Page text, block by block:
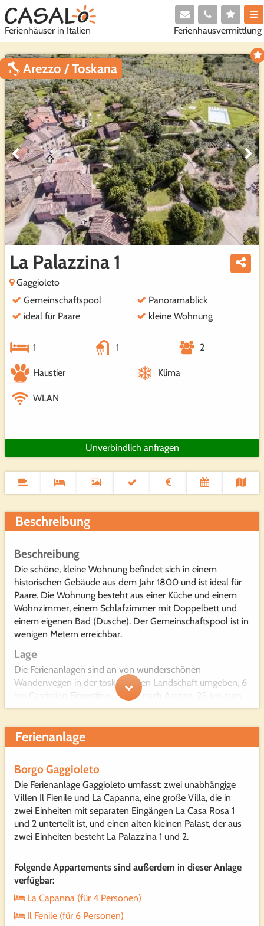
Ferienhausvermittlung
Ferienhäuser in Italien
Arezzo / Toskana
La Palazzina 1
Gaggioleto
Gemeinschaftspool
Panoramablick
ideal für Paare
kleine Wohnung
1 1 2
Haustier Klima
WLAN
Unverbindlich anfragen
Beschreibung
Beschreibung
Die schöne, kleine Wohnung befindet sich in einem
historischen Gebäude aus dem Jahr 1800 und ist ideal für
Paare. Die Wohnung besteht aus einer Küche und einem
Wohnzimmer, einem Schlafzimmer mit Doppelbett und
einem eigenen Bad (Dusche). Der Gemeinschaftspool ist in
wenigen Metern erreichbar.
Lage
Die Ferienanlagen sind an von wunderschönen
Wanderwegen in der toskanischen Landschaft umgeben, 6
km Castiglion Fiorentino, 20 km nach Arezzo, 25 km zum
Trasimenischer See
Alle Apartments sind ausgestattet mit: Sat-TV,
Waschküche, Geschirrspüler, Kühlschrank, Backofen,
Haartrockner, Telefon, WLAN, Heizung und Klimaanlage.
Pool
Der große Gemeinschaftspool ist über 14 x 7 m groß,
Ferienanlage
Borgo Gaggioleto
Die Ferienanlage Gaggioleto umfasst: zwei unabhängige
Villen Il Fienile und La Capanna, eine große Villa, die in
zwei Einheiten mit separaten Eingängen La Casa Rosa 1
und 2 unterteilt ist, und einen alten kleinen Palast, der aus
zwei Einheiten besteht La Palazzina 1 und 2.
Folgende Appartements sind außerdem in dieser Anlage
verfügbar:
La Capanna (für 4 Personen)
Il Fenile (für 6 Personen)